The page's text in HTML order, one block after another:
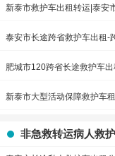
新泰市救护车出租转运|泰安
泰安市长途跨省救护车出租-
肥城市120跨省长途救护车
新泰市大型活动保障救护车
非急救转运病人救